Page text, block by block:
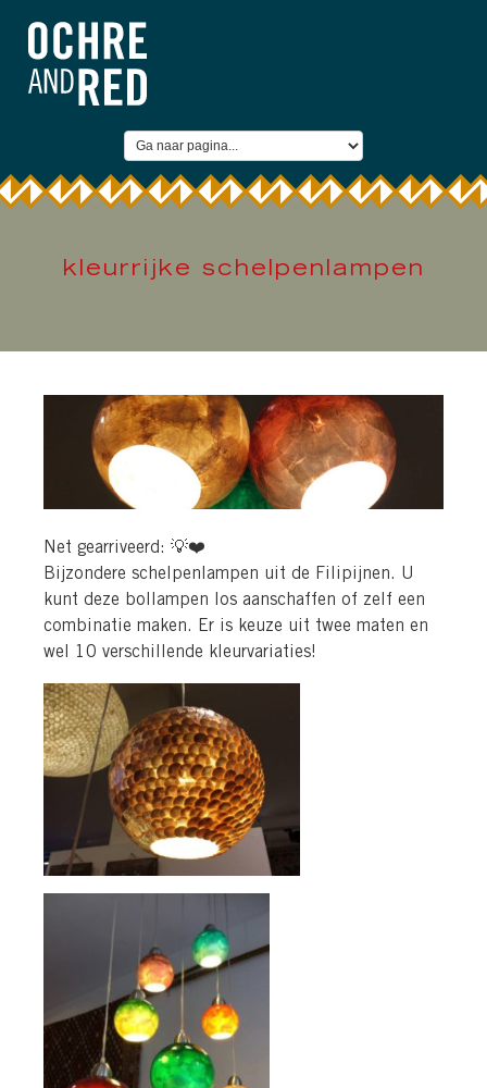
kleurrijke schelpenlampen
Net gearriveerd: 💡❤️
Bijzondere schelpenlampen uit de Filipijnen. U
kunt deze bollampen los aanschaffen of zelf een
combinatie maken. Er is keuze uit twee maten en
wel 10 verschillende kleurvariaties!